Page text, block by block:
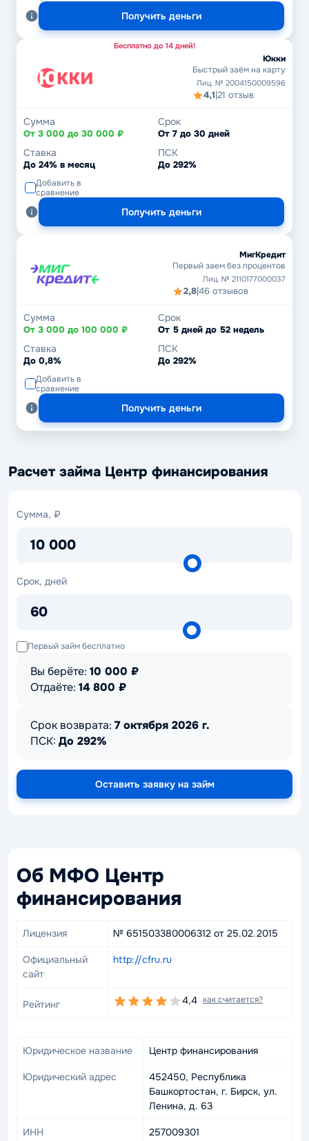
Получить деньги
Бесплатно до 14 дней!
Юкки
Быстрый заём на карту
Лиц. № 2004150009596
4,1|21 отзыв
Сумма
От 3 000 до 30 000 ₽
Срок
От 7 до 30 дней
Ставка
До 24% в месяц
ПСК
До 292%
Добавить в
сравнение
Получить деньги
МигКредит
Первый заем без процентов
Лиц. № 2110177000037
2,8|46 отзывов
Сумма
От 3 000 до 100 000 ₽
Срок
От 5 дней до 52 недель
Ставка
До 0,8%
ПСК
До 292%
Добавить в
сравнение
Получить деньги
Расчет займа Центр финансирования
Сумма, ₽
10 000
Сумма,
Срок, дней
60
Срок,
Первый займ бесплатно
Вы берёте: 10 000 ₽
Отдаёте: 14 800 ₽
Срок возврата: 7 октября 2026 г.
ПСК: До 292%
Оставить заявку на займ
Об МФО Центр
финансирования
Лицензия № 651503380006312 от 25.02.2015
Официальный
сайт
http://cfru.ru
Рейтинг 4,4 как считается?
Юридическое название Центр финансирования
Юридический адрес
452450, Республика
Башкортостан, г. Бирск, ул.
Ленина, д. 63
ИНН 257009301